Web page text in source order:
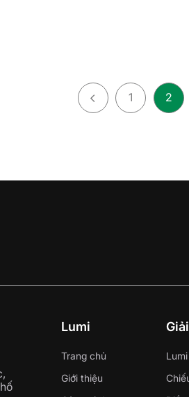
1 2
Lumi
Trang chủ
Giới thiệu